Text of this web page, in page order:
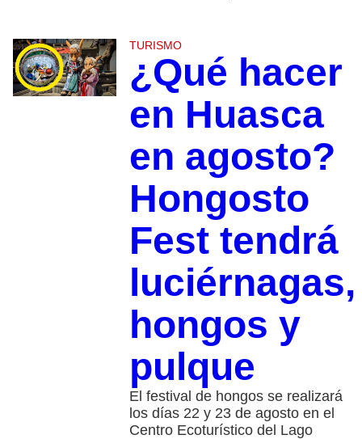
TURISMO
¿Qué hacer
en Huasca
en agosto?
Hongosto
Fest tendrá
luciérnagas,
hongos y
pulque
El festival de hongos se realizará
los días 22 y 23 de agosto en el
Centro Ecoturístico del Lago